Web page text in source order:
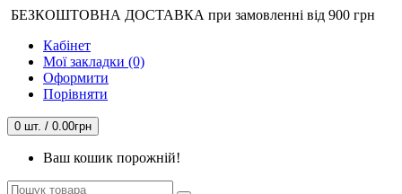
БЕЗКОШТОВНА ДОСТАВКА при замовленні від 900 грн
Кабінет
Мої закладки (0)
Оформити
Порівняти
0 шт. / 0.00грн
Ваш кошик порожній!